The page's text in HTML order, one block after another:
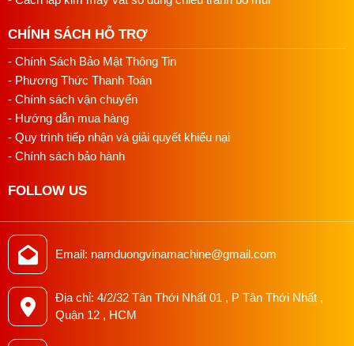
CHÍNH SÁCH HỖ TRỢ
- Chính Sách Bảo Mật Thông Tin
- Phương Thức Thanh Toán
- Chính sách vận chuyển
- Hướng dẫn mua hàng
- Quy trình tiếp nhận và giải quyết khiếu nại
- Chính sách bảo hành
FOLLOW US
Email: namduongvinamachine@gmail.com
Địa chỉ: 4/2/32 Tân Thới Nhất 01 , P Tân Thới Nhất ,
Quận 12 , HCM